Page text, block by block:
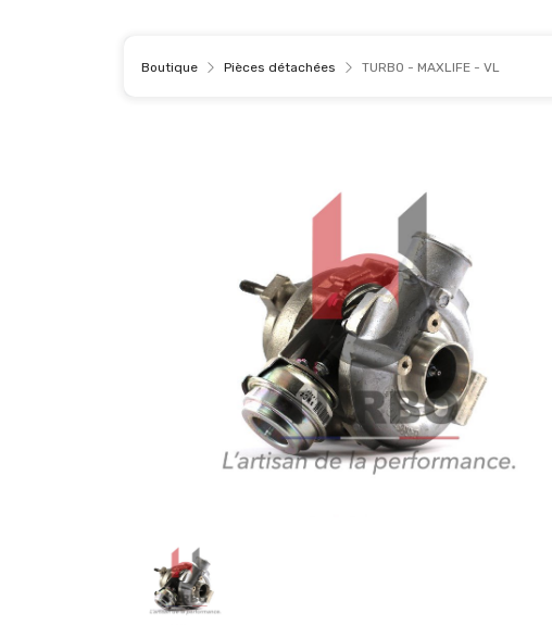
Boutique Pièces détachées TURBO - MAXLIFE - VL